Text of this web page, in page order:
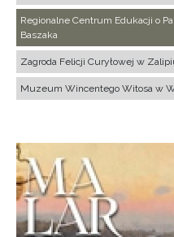
Regionalne Centrum Edukacji o
Baszaka
Zagroda Felicji Curyłowej w
Muzeum Wincentego Witosa w